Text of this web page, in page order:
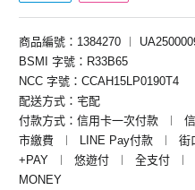
商品編號：1384270 ︱
BSMI 字號：R33B65
NCC 字號：CCAH15LP0190T4
配送方式：宅配
付款方式：信用卡一次付款
︱
市繳費
︱ LINE Pay付款 ︱ 街
+PAY
︱ 悠遊付 ︱ 全支付 ︱
MONEY